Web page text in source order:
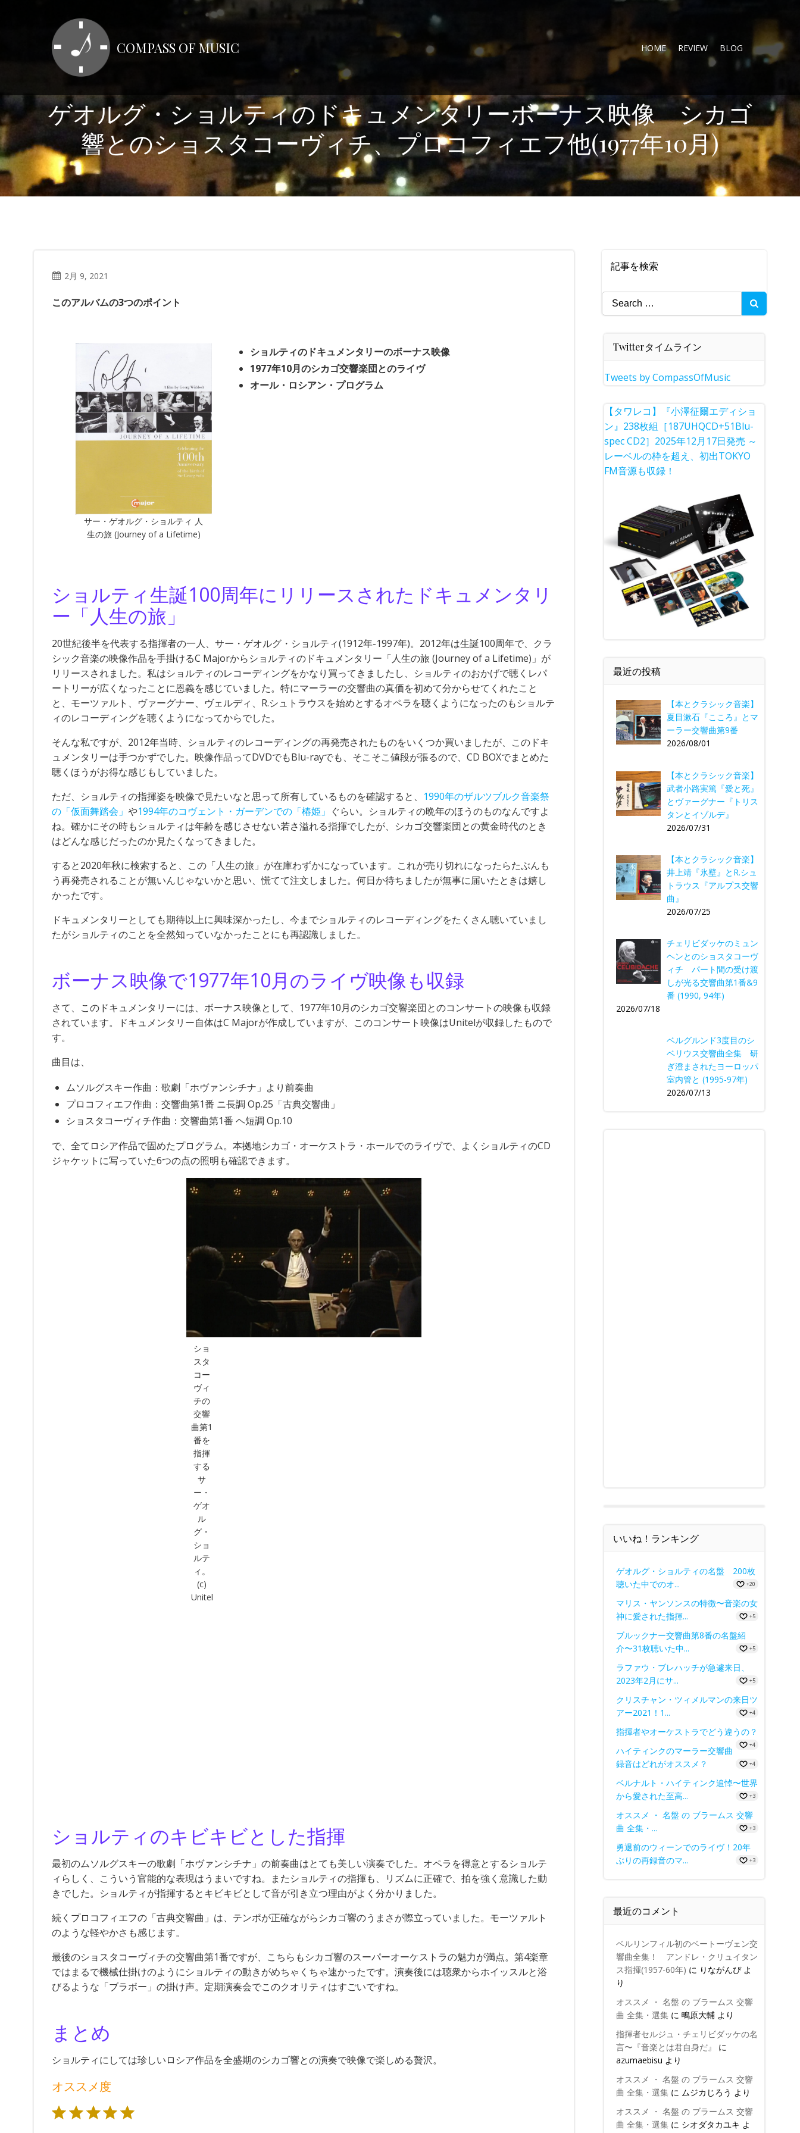
キ
ッ
プ
COMPASS OF MUSIC HOME REVIEW BLOG
ゲオルグ・ショルティのドキュメンタリーボーナス映像 シカゴ
響とのショスタコーヴィチ、プロコフィエフ他(1977年10月)
2月 9, 2021
このアルバムの3つのポイント
サー・ゲオルグ・ショルティ 人
生の旅 (Journey of a Lifetime)
ショルティのドキュメンタリーのボーナス映像
1977年10月のシカゴ交響楽団とのライヴ
オール・ロシアン・プログラム
ショルティ生誕100周年にリリースされたドキュメンタリ
ー「人生の旅」
20世紀後半を代表する指揮者の一人、サー・ゲオルグ・ショルティ(1912年-1997年)。2012年は生誕100周年で、クラ
シック音楽の映像作品を手掛けるC Majorからショルティのドキュメンタリー「人生の旅 (Journey of a Lifetime)」が
リリースされました。私はショルティのレコーディングをかなり買ってきましたし、ショルティのおかげで聴くレパ
ートリーが広くなったことに恩義を感じていました。特にマーラーの交響曲の真価を初めて分からせてくれたこと
と、モーツァルト、ヴァーグナー、ヴェルディ、R.シュトラウスを始めとするオペラを聴くようになったのもショルテ
ィのレコーディングを聴くようになってからでした。
そんな私ですが、2012年当時、ショルティのレコーディングの再発売されたものをいくつか買いましたが、このドキ
ュメンタリーは手つかずでした。映像作品ってDVDでもBlu-rayでも、そこそこ値段が張るので、CD BOXでまとめた
聴くほうがお得な感じもしていました。
ただ、ショルティの指揮姿を映像で見たいなと思って所有しているものを確認すると、 1990年のザルツブルク音楽祭
の「仮面舞踏会」 や1994年のコヴェント・ガーデンでの「椿姫」 ぐらい。ショルティの晩年のほうのものなんですよ
ね。確かにその時もショルティは年齢を感じさせない若さ溢れる指揮でしたが、シカゴ交響楽団との黄金時代のとき
はどんな感じだったのか見たくなってきました。
すると2020年秋に検索すると、この「人生の旅」が在庫わずかになっています。これが売り切れになったらたぶんも
う再発売されることが無いんじゃないかと思い、慌てて注文しました。何日か待ちましたが無事に届いたときは嬉し
かったです。
ドキュメンタリーとしても期待以上に興味深かったし、今までショルティのレコーディングをたくさん聴いていまし
たがショルティのことを全然知っていなかったことにも再認識しました。
ボーナス映像で1977年10月のライヴ映像も収録
さて、このドキュメンタリーには、ボーナス映像として、1977年10月のシカゴ交響楽団とのコンサートの映像も収録
されています。ドキュメンタリー自体はC Majorが作成していますが、このコンサート映像はUnitelが収録したもので
す。
曲目は、
ムソルグスキー作曲：歌劇「ホヴァンシチナ」より前奏曲
プロコフィエフ作曲：交響曲第1番 ニ長調 Op.25「古典交響曲」
ショスタコーヴィチ作曲：交響曲第1番 ヘ短調 Op.10
で、全てロシア作品で固めたプログラム。本拠地シカゴ・オーケストラ・ホールでのライヴで、よくショルティのCD
ジャケットに写っていた6つの点の照明も確認できます。
ショ
スタ
コー
ヴィ
チの
交響
曲第1
番を
指揮
する
サ
ー・
ゲオ
ル
グ・
ショ
ルテ
ィ。
(c)
Unitel
ショルティのキビキビとした指揮
最初のムソルグスキーの歌劇「ホヴァンシチナ」の前奏曲はとても美しい演奏でした。オペラを得意とするショルテ
ィらしく、こういう官能的な表現はうまいですね。またショルティの指揮も、リズムに正確で、拍を強く意識した動
きでした。ショルティが指揮するとキビキビとして音が引き立つ理由がよく分かりました。
続くプロコフィエフの「古典交響曲」は、テンポが正確ながらシカゴ響のうまさが際立っていました。モーツァルト
のような軽やかさも感じます。
最後のショスタコーヴィチの交響曲第1番ですが、こちらもシカゴ響のスーパーオーケストラの魅力が満点。第4楽章
ではまるで機械仕掛けのようにショルティの動きがめちゃくちゃ速かったです。演奏後には聴衆からホイッスルと浴
びるような「ブラボー」の掛け声。定期演奏会でこのクオリティはすごいですね。
まとめ
ショルティにしては珍しいロシア作品を全盛期のシカゴ響との演奏で映像で楽しめる贅沢。
オススメ度
記事を検索
Search
for:
Twitterタイムライン
Tweets by CompassOfMusic
【タワレコ】『小澤征爾エディショ
ン』238枚組［187UHQCD+51Blu-
spec CD2］2025年12月17日発売 ～
レーベルの枠を超え、初出TOKYO
FM音源も収録！
最近の投稿
【本とクラシック音楽】
夏目漱石『こころ』とマ
ーラー交響曲第9番
2026/08/01
【本とクラシック音楽】
武者小路実篤『愛と死』
とヴァーグナー『トリス
タンとイゾルデ』
2026/07/31
【本とクラシック音楽】
井上靖『氷壁』とR.シュ
トラウス『アルプス交響
曲』
2026/07/25
チェリビダッケのミュン
ヘンとのショスタコーヴ
ィチ パート間の受け渡
しが光る交響曲第1番&9
番 (1990, 94年)
2026/07/18
ベルグルンド3度目のシ
ベリウス交響曲全集 研
ぎ澄まされたヨーロッパ
室内管と (1995-97年)
2026/07/13
いいね！ランキング
ゲオルグ・ショルティの名盤 200枚
聴いた中でのオ...
+20
マリス・ヤンソンスの特徴〜音楽の女
神に愛された指揮...
+5
ブルックナー交響曲第8番の名盤紹
介〜31枚聴いた中...
+5
ラファウ・ブレハッチが急遽来日、
2023年2月にサ...
+5
クリスチャン・ツィメルマンの来日ツ
アー2021！1...
+4
指揮者やオーケストラでどう違うの？
+4
ハイティンクのマーラー交響曲
録音はどれがオススメ？
+4
ベルナルト・ハイティンク追悼〜世界
から愛された至高...
+3
オススメ ・ 名盤 の ブラームス 交響
曲 全集・...
+3
勇退前のウィーンでのライヴ！20年
ぶりの再録音のマ...
+3
最近のコメント
ベルリンフィル初のベートーヴェン交
響曲全集！ アンドレ・クリュイタン
ス指揮(1957-60年) に りながんぴよ
り
オススメ ・ 名盤 の ブラームス 交響
曲 全集・選集に 鴫原大輔より
指揮者セルジュ・チェリビダッケの名
言〜『音楽とは君自身だ』
に
azumaebisu より
オススメ ・ 名盤 の ブラームス 交響
曲 全集・選集に ムジカじろう より
オススメ ・ 名盤 の ブラームス 交響
曲 全集・選集に シオダタカユキ よ